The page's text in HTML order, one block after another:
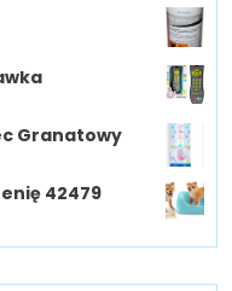
Granatowy
42479